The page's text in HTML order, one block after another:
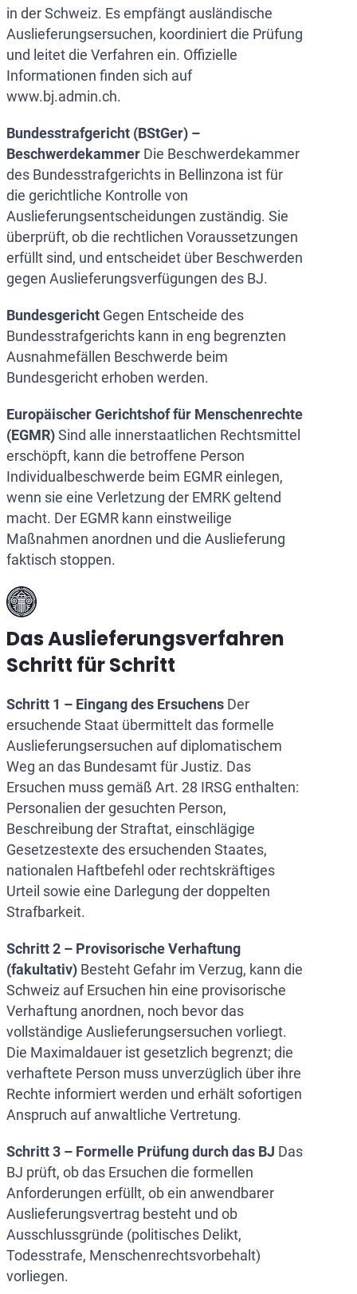
in der Schweiz. Es empfängt ausländische
Auslieferungsersuchen, koordiniert die Prüfung
und leitet die Verfahren ein. Offizielle
Informationen finden sich auf
www.bj.admin.ch.
Bundesstrafgericht (BStGer) –
Beschwerdekammer Die Beschwerdekammer
des Bundesstrafgerichts in Bellinzona ist für
die gerichtliche Kontrolle von
Auslieferungsentscheidungen zuständig. Sie
überprüft, ob die rechtlichen Voraussetzungen
erfüllt sind, und entscheidet über Beschwerden
gegen Auslieferungsverfügungen des BJ.
Bundesgericht Gegen Entscheide des
Bundesstrafgerichts kann in eng begrenzten
Ausnahmefällen Beschwerde beim
Bundesgericht erhoben werden.
Europäischer Gerichtshof für Menschenrechte
(EGMR)Sind alle innerstaatlichen Rechtsmittel
erschöpft, kann die betroffene Person
Individualbeschwerde beim EGMR einlegen,
wenn sie eine Verletzung der EMRK geltend
macht. Der EGMR kann einstweilige
Maßnahmen anordnen und die Auslieferung
faktisch stoppen.
Das Auslieferungsverfahren
Schritt für Schritt
Schritt 1 – Eingang des Ersuchens Der
ersuchende Staat übermittelt das formelle
Auslieferungsersuchen auf diplomatischem
Weg an das Bundesamt für Justiz. Das
Ersuchen muss gemäß Art. 28 IRSG enthalten:
Personalien der gesuchten Person,
Beschreibung der Straftat, einschlägige
Gesetzestexte des ersuchenden Staates,
nationalen Haftbefehl oder rechtskräftiges
Urteil sowie eine Darlegung der doppelten
Strafbarkeit.
Schritt 2 – Provisorische Verhaftung
(fakultativ) Besteht Gefahr im Verzug, kann die
Schweiz auf Ersuchen hin eine provisorische
Verhaftung anordnen, noch bevor das
vollständige Auslieferungsersuchen vorliegt.
Die Maximaldauer ist gesetzlich begrenzt; die
verhaftete Person muss unverzüglich über ihre
Rechte informiert werden und erhält sofortigen
Anspruch auf anwaltliche Vertretung.
Schritt 3 – Formelle Prüfung durch das BJ Das
BJ prüft, ob das Ersuchen die formellen
Anforderungen erfüllt, ob ein anwendbarer
Auslieferungsvertrag besteht und ob
Ausschlussgründe (politisches Delikt,
Todesstrafe, Menschenrechtsvorbehalt)
vorliegen.